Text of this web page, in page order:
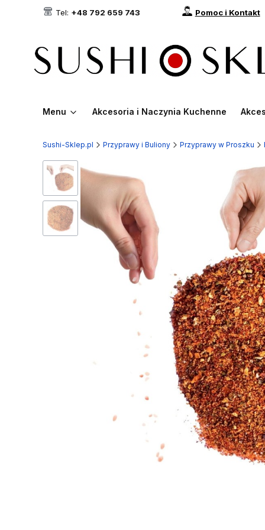
Tel: +48 792 659 743 Pomoc i Kontakt
Menu Akcesoria i Naczynia Kuchenne
Sushi-Sklep.pl Przyprawy i Buliony Przyprawy w Proszku